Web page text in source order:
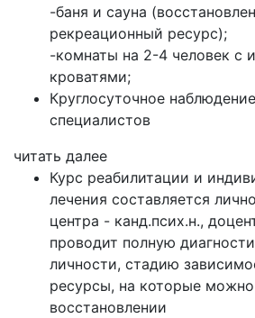
-баня и сауна
рекреационный ресурс);
-комнаты на 2-4 человек с
кроватями;
Круглосуточное
специалистов
читать далее
Курс реабилитации и
лечения составляется
центра - канд.псих.н.,
проводит полную
личности, стадию
ресурсы, на которые
восстановлении